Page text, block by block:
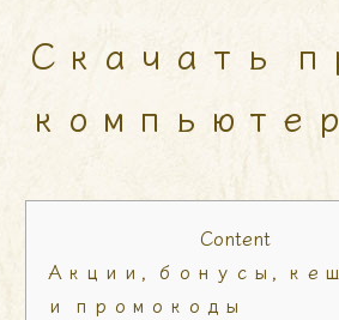
Скачать
компьютера
Content
Акции, бонусы,
и промокоды